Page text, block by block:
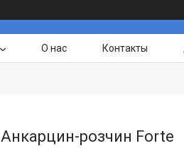
О нас Контакты
Анкарцин-розчин Forte